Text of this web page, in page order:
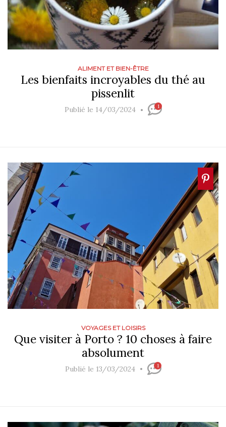
ALIMENT ET BIEN-ÊTRE
Les bienfaits incroyables du thé au
pissenlit
Publié le 14/03/2024 1
VOYAGES ET LOISIRS
Que visiter à Porto ? 10 choses à faire
absolument
Publié le 13/03/2024 1